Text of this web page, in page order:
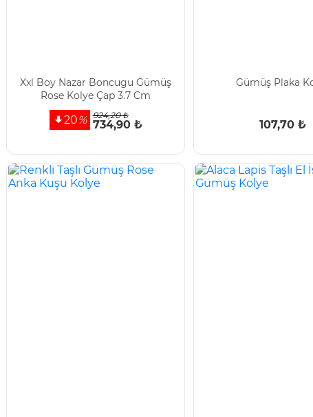
Xxl Boy Nazar Boncugu Gümüş
Rose Kolye Çap 3.7 Cm
20% 924,20 ₺
734,90 ₺
Gümüş Plaka
107,70 ₺